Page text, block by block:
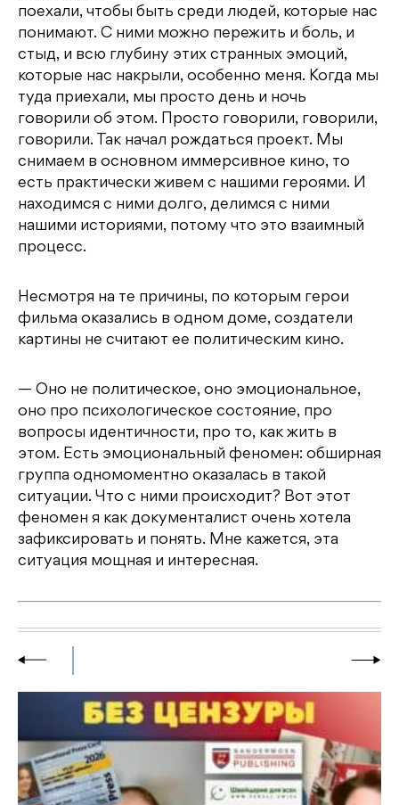
поехали, чтобы быть среди людей, которые нас
понимают. С ними можно пережить и боль, и
стыд, и всю глубину этих странных эмоций,
которые нас накрыли, особенно меня. Когда мы
туда приехали, мы просто день и ночь
говорили об этом. Просто говорили, говорили,
говорили. Так начал рождаться проект. Мы
снимаем в основном иммерсивное кино, то
есть практически живем с нашими героями. И
находимся с ними долго, делимся с ними
нашими историями, потому что это взаимный
процесс.
Несмотря на те причины, по которым герои
фильма оказались в одном доме, создатели
картины не считают ее политическим кино.
— Оно не политическое, оно эмоциональное,
оно про психологическое состояние, про
вопросы идентичности, про то, как жить в
этом. Есть эмоциональный феномен: обширная
группа одномоментно оказалась в такой
ситуации. Что с ними происходит? Вот этот
феномен я как документалист очень хотела
зафиксировать и понять. Мне кажется, эта
ситуация мощная и интересная.